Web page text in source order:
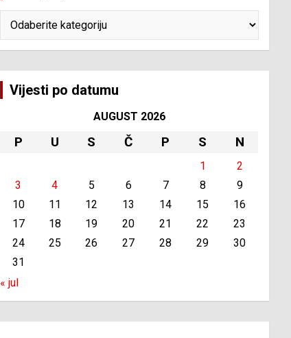
Vijesti po datumu
AUGUST 2026
P U S Č P S N
1
2
3
4 5 6 7 8
9
10
11 12 13 14 15
16
17
18 19 20 21 22
23
24
25 26 27 28 29
30
31
« jul